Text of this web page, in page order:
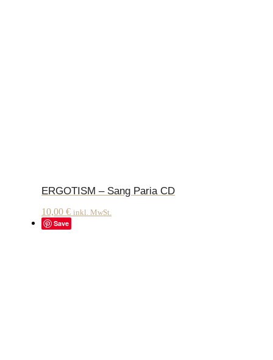
ERGOTISM – Sang Paria CD
10,00 € inkl. MwSt.
Save